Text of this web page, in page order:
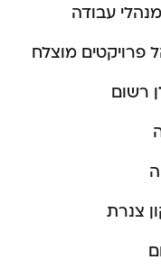
עבודה
פרויקטים מוצלח
רשום
צנרת